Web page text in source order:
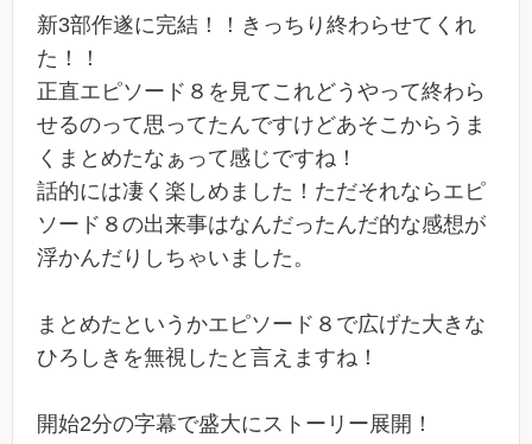
新3部作遂に完結！！きっちり終わらせてくれ
た！！
正直エピソード８を見てこれどうやって終わら
せるのって思ってたんですけどあそこからうま
くまとめたなぁって感じですね！
話的には凄く楽しめました！ただそれならエピ
ソード８の出来事はなんだったんだ的な感想が
浮かんだりしちゃいました。
まとめたというかエピソード８で広げた大きな
ひろしきを無視したと言えますね！
開始2分の字幕で盛大にストーリー展開！